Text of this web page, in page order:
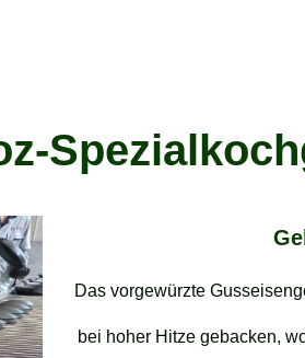
Das vorgewürzte
bei hoher Hitze gebacken,